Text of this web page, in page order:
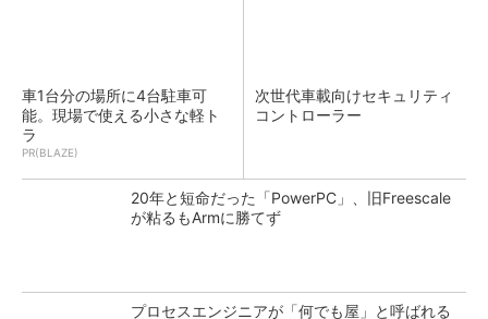
車1台分の場所に4台駐車可
能。現場で使える小さな軽ト
ラ
PR(BLAZE)
次世代車載向けセキュリティ
コントローラー
20年と短命だった「PowerPC」、旧Freescale
が粘るもArmに勝てず
プロセスエンジニアが「何でも屋」と呼ばれる